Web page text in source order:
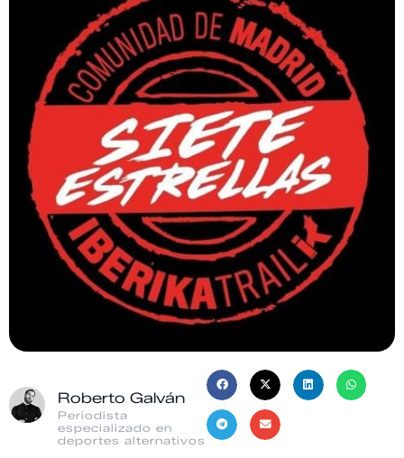
Roberto Galván
Periodista
especializado en
deportes alternativos